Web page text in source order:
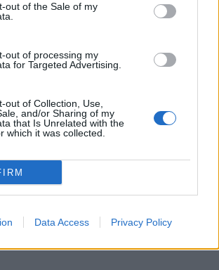
out of the Sale of my
out of processing my
for Targeted Advertising.
out of Collection, Use,
and/or Sharing of my
that Is Unrelated with the
which it was collected.
Data Access Privacy Policy
Άμεσα αντιδιαβρωτικά έργα στη
ΠΟΛΙΤΙΚΗ
ευρώ υποχωρεί κατά 0,11%, στα
ΟΙΚΟΝΟΜΙΑ
ΟΛΕΣ ΟΙ ΕΙΔΗΣΕΙΣ